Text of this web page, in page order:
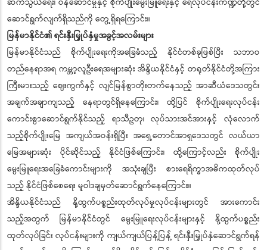
ဆောင်ရွက်လျက်ရှိသည်ကို တွေ့ရှိရကြောင်း။
မြန်မာနိုင်ငံ၏ ရင်းနှီးမြှုပ်နှံမှုအခွင့်အလမ်းများ
မြန်မာနိုင်ငံသည် စိုက်ပျိုးရေးကိုအခြေခံသည့် နိုင်ငံတစ်ခုဖြစ်ပြီး သဘာဝ
တည်နေရာအရ ကမ္ဘာ့လူဦးရေအများဆုံး အိန္ဒိယနိုင်ငံနှင့် တရုတ်နိုင်ငံတို့အကြား
ကြီးမားသည့် ဈေးကွက်နှင့် လျင်မြန်စွာတိုးတက်နေသည့် အာဆီယံဒေသတွင်း
အချက်အချာကျသည့် နေရာတွင်ရှိနေကြောင်း၊ ထို့ပြင် စိုက်ပျိုးရေးလုပ်ငန်း
ကောင်းစွာဆောင်ရွက်နိုင်သည့် ရာသီဥတု၊ လုပ်သားအင်အားနှင့် လုံလောက်
သည့်စိုက်ပျိုးမြေ အကျယ်အဝန်းရှိပြီး အရှေ့တောင်အာရှဒေသတွင် လယ်ယာ
မြေအများဆုံး ပိုင်ဆိုင်သည့် နိုင်ငံဖြစ်ကြောင်း၊ ထို့ကြောင့်လည်း စိုက်ပျိုး
မွေးမြူရေးအခြေခံကောင်းများကို အသုံးချပြီး စားရေရိက္ခာအဓိကထုတ်လုပ်
သည့် နိုင်ငံဖြစ်စေရေး မူဝါဒချမှတ်ဆောင်ရွက်နေကြောင်း။
အိန္ဒိယနိုင်ငံသည် နို့ထွက်ပစ္စည်းထုတ်လုပ်မှုလုပ်ငန်းများတွင် အားကောင်း
သည့်အတွက် မြန်မာနိုင်ငံတွင် မွေးမြူရေးလုပ်ငန်းများနှင့် နို့ထွက်ပစ္စည်း
ထုတ်လုပ်ခြင်း လုပ်ငန်းများကို ကျယ်ကျယ်ပြန့်ပြန့် ရင်းနှီးမြှုပ်နှံဆောင်ရွက်ရန်